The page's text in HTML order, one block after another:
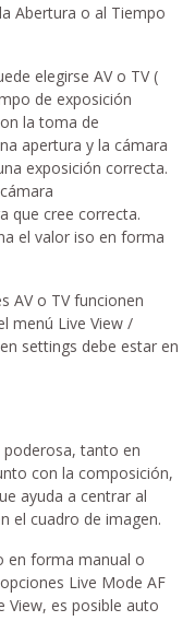
Abertura o al Tiempo
elegirse AV o TV (
de exposición
la toma de
apertura y la cámara
exposición correcta.
que cree correcta.
el valor iso en forma
AV o TV funcionen
menú Live View /
settings debe estar en
poderosa, tanto en
con la composición,
ayuda a centrar al
el cuadro de imagen.
en forma manual o
Live Mode AF
View, es posible auto